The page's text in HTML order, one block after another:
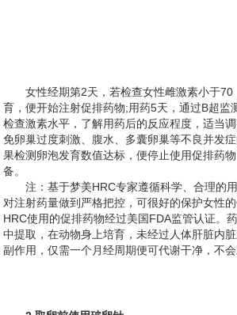
女性经期第2天，若检查女性雌激素小于
育，便开始注射促排药物;用药5天，通过B超监
检查激素水平，了解用药后的反应程度，适当
免卵巢过度刺激、腹水、多囊卵巢等不良并发
果检测卵泡发育数值达标，便停止使用促排药
备。
注：基于梦美HRC专家遵循科学、合理的
对注射药量做到严格把控，可很好的保护女性
HRC使用的促排药物经过美国FDA监管认证。
中提取，在动物身上培育，未经过人体肝脏内
副作用，仅需一个月经周期便可代谢干净，不会